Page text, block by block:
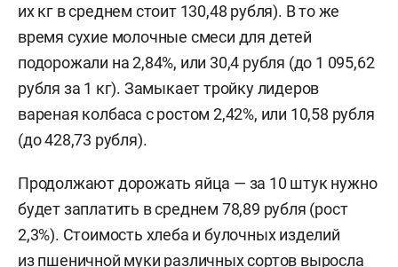
их кг в среднем стоит 130,48 рубля). В то же
время сухие молочные смеси для детей
подорожали на 2,84%, или 30,4 рубля (до 1 095,62
рубля за 1 кг). Замыкает тройку лидеров
вареная колбаса с ростом 2,42%, или 10,58 рубля
(до 428,73 рубля).
Продолжают дорожать яйца — за 10 штук нужно
будет заплатить в среднем 78,89 рубля (рост
2,3%). Стоимость хлеба и булочных изделий
из пшеничной муки различных сортов выросла